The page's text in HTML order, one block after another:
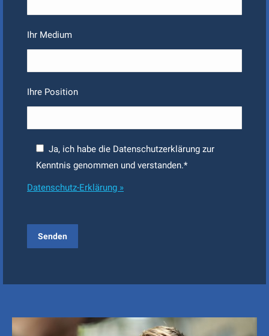
Ihr Medium
Ihre Position
Ja, ich habe die Datenschutzerklärung zur
Kenntnis genommen und verstanden.*
Datenschutz-Erklärung »